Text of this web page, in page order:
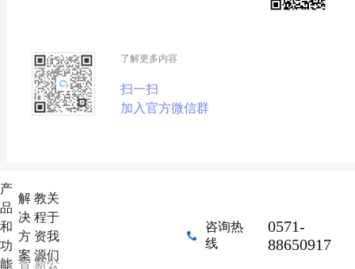
了解更多内容
扫一扫
加入官方微信群
产
品
和
功
能
软
解
决
方
案
智
教
程
资
源
新
关
于
我
们
公
咨询热
线
0571-
88650917